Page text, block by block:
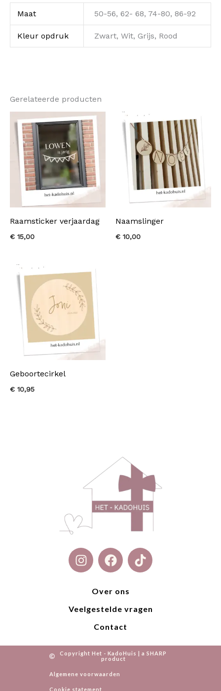
Maat 50-56, 62- 68, 74-80, 86-92
Kleur opdruk Zwart, Wit, Grijs, Rood
Gerelateerde producten
Raamsticker verjaardag
€ 15,00
Naamslinger
€ 10,00
Geboortecirkel
€ 10,95
I
n
a
g
m
F
a
e
b
o
o
T
i
k
Over ons
Veelgestelde vragen
Contact
Copyright Het - KadoHuis | a SHARP
product
Algemene voorwaarden
Cookie statement